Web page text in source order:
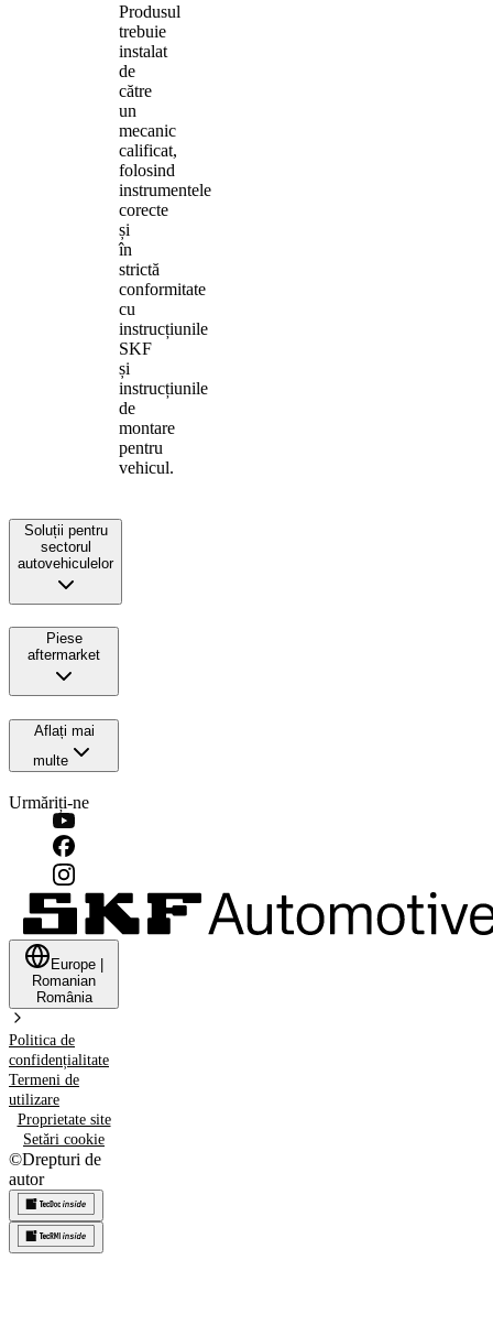
Produsul
trebuie
instalat
de
către
un
mecanic
calificat,
folosind
instrumentele
corecte
și
în
strictă
conformitate
cu
instrucțiunile
SKF
și
instrucțiunile
de
montare
pentru
vehicul.
Soluții pentru
sectorul
autovehiculelor
Piese
aftermarket
Aflați mai
multe
Urmăriți-ne
Europe
Romanian
România
Politica de
confidențialitate
Termeni de
utilizare
Proprietate site
Setări cookie
©Drepturi de
autor